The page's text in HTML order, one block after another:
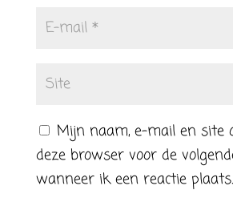
Mijn naam, e-mail en site
deze browser voor de
wanneer ik een reactie plaats.